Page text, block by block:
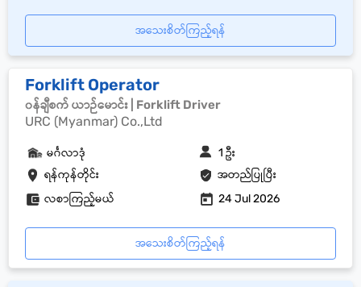
အသေးစိတ်ကြည့်ရန်
Forklift Operator
၀န်ချီစက် ယာဉ်မောင်း | Forklift Driver
URC (Myanmar) Co.,Ltd
ရန်ကုန်တိုင်း အတည်ပြုပြီး
မင်္ဂလာဒုံ 1 ဦး
လစာကြည့်မယ် 24 Jul 2026
အသေးစိတ်ကြည့်ရန်